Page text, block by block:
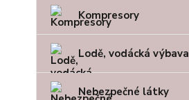
Kompresory
Lodě, vodácká výbava
Nebezpečné látky